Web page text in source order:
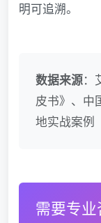
明可追溯。
数据来源：
皮书》、中
地实战案例
需要专业